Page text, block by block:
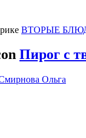
ВТОРЫЕ
Пирог с
Ольга